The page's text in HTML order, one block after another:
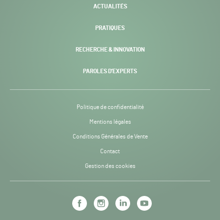
ACTUALITÉS
PRATIQUES
RECHERCHE & INNOVATION
PAROLES D’EXPERTS
Politique de confidentialité
Mentions légales
Conditions Générales de Vente
Contact
Gestion des cookies